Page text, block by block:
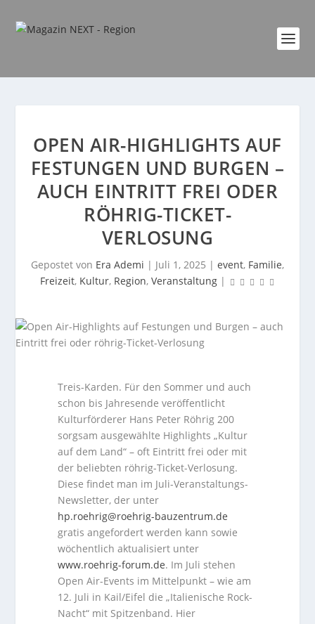
OPEN AIR-HIGHLIGHTS AUF
FESTUNGEN UND BURGEN –
AUCH EINTRITT FREI ODER
RÖHRIG-TICKET-
VERLOSUNG
Gepostet von Era Ademi | Juli 1, 2025 | event, Familie,
Freizeit, Kultur, Region, Veranstaltung |
Treis-Karden. Für den Sommer und auch
schon bis Jahresende veröffentlicht
Kulturförderer Hans Peter Röhrig 200
sorgsam ausgewählte Highlights „Kultur
auf dem Land“ – oft Eintritt frei oder mit
der beliebten röhrig-Ticket-Verlosung.
Diese findet man im Juli-Veranstaltungs-
Newsletter, der unter
hp.roehrig@roehrig-bauzentrum.de
gratis angefordert werden kann sowie
wöchentlich aktualisiert unter
www.roehrig-forum.de. Im Juli stehen
Open Air-Events im Mittelpunkt – wie am
12. Juli in Kail/Eifel die „Italienische Rock-
Nacht“ mit Spitzenband. Hier